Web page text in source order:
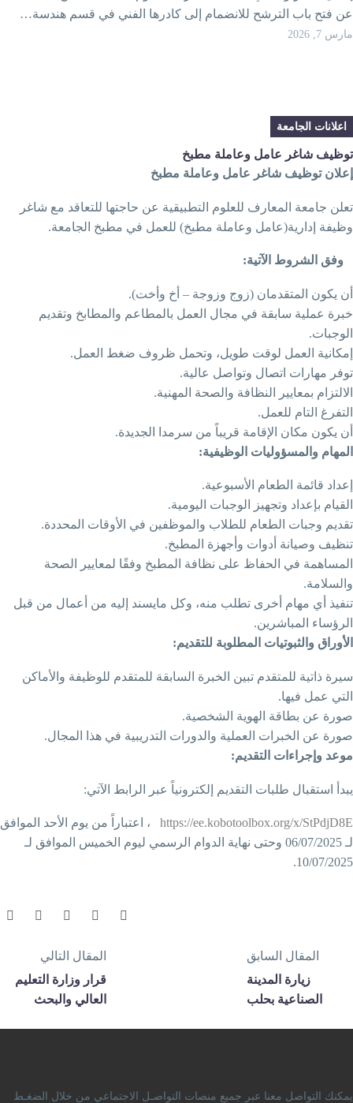
فتح باب الترشح للانضمام إلى كادرها الفني في قسم هندسة…
7, 2026
اعلانات الجامعة
شاغر عامل وعاملة مطبخ
توظيف شاغر عامل وعاملة مطبخ
جامعة المعارف للعلوم التطبيقية عن حاجتها للتعاقد مع شاغر
إدارية(عامل وعاملة مطبخ) للعمل في مطبخ الجامعة.
وفق الشروط الآتية:
يكون المتقدمان (زوج وزوجة – أخ وأخت).
عملية سابقة في مجال العمل بالمطاعم والمطابخ وتقديم
العمل لوقت طويل، وتحمل ظروف ضغط العمل.
مهارات اتصال وتواصل عالية.
بمعايير النظافة والصحة المهنية.
التام للعمل.
يكون مكان الإقامة قريباً من سرمدا الجديدة.
والمسؤوليات الوظيفية:
قائمة الطعام الأسبوعية.
بإعداد وتجهيز الوجبات اليومية.
وجبات الطعام للطلاب والموظفين في الأوقات المحددة.
وصيانة أدوات وأجهزة المطبخ.
في الحفاظ على نظافة المطبخ وفقًا لمعايير الصحة
أي مهام أخرى تطلب منه، وكل مايسند إليه من أعمال من قبل
المباشرين.
والثبوتيات المطلوبة للتقديم:
ذاتية للمتقدم تبين الخبرة السابقة للمتقدم للوظيفة والأماكن
عمل فيها.
عن بطاقة الهوية الشخصية.
عن الخبرات العملية والدورات التدريبية في هذا المجال.
وإجراءات التقديم:
استقبال طلبات التقديم إلكترونياً عبر الرابط الآتي:
https://ee.kobotoolbox.org/x/، اعتباراً من يوم الأحد الموافق
لـ 06/07/2025 وحتى نهاية الدوام الرسمي ليوم الخميس الموافق لـ
10/07/
المقال السابق
زيارة المدينة
الصناعية بحلب
المقال التالي
قرار وزارة التعليم
العالي والبحث
التواصل معنا عبر جميع منصات التواصـل الاجتماعي من خلال الضغـط